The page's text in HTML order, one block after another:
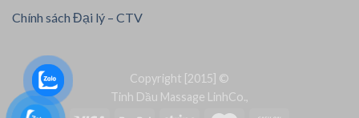
Chính sách Đại lý – CTV
Copyright [2015] ©
Tinh Dầu Massage LinhCo.,